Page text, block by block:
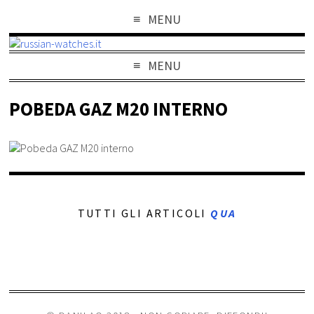
MENU
MENU
POBEDA GAZ M20 INTERNO
TUTTI GLI ARTICOLI QUA